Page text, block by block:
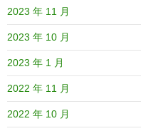
2023 年 11 月
2023 年 10 月
2023 年 1 月
2022 年 11 月
2022 年 10 月